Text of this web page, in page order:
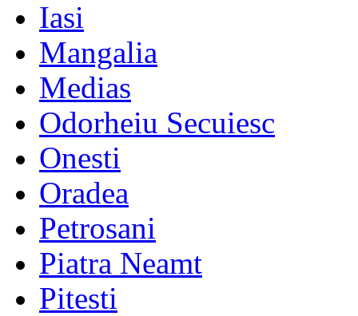
Iasi
Mangalia
Medias
Odorheiu Secuiesc
Onesti
Oradea
Petrosani
Piatra Neamt
Pitesti